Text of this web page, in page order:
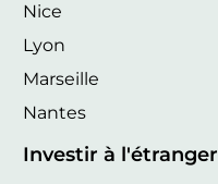
Nice
Lyon
Marseille
Nantes
Investir à l'étranger